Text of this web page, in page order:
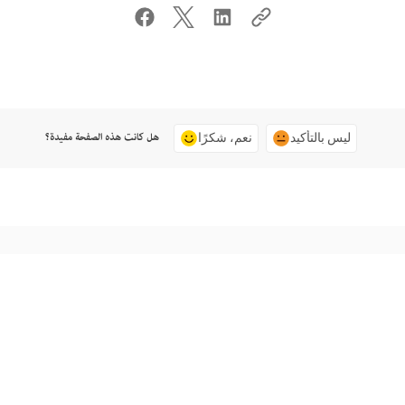
هل كانت هذه الصفحة مفيدة؟ نعم، شكرًا ليس بالتأكيد